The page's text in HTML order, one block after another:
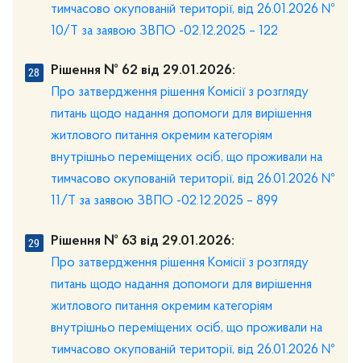
тимчасово окупованій території, від 26.01.2026 №
10/Т за заявою ЗВПО -02.12.2025 – 122
Рішення № 62 від 29.01.2026:
Про затвердження рішення Комісії з розгляду
питань щодо надання допомоги для вирішення
житлового питання окремим категоріям
внутрішньо переміщених осіб, що проживали на
тимчасово окупованій території, від 26.01.2026 №
11/Т за заявою ЗВПО -02.12.2025 – 899
Рішення № 63 від 29.01.2026:
Про затвердження рішення Комісії з розгляду
питань щодо надання допомоги для вирішення
житлового питання окремим категоріям
внутрішньо переміщених осіб, що проживали на
тимчасово окупованій території, від 26.01.2026 №